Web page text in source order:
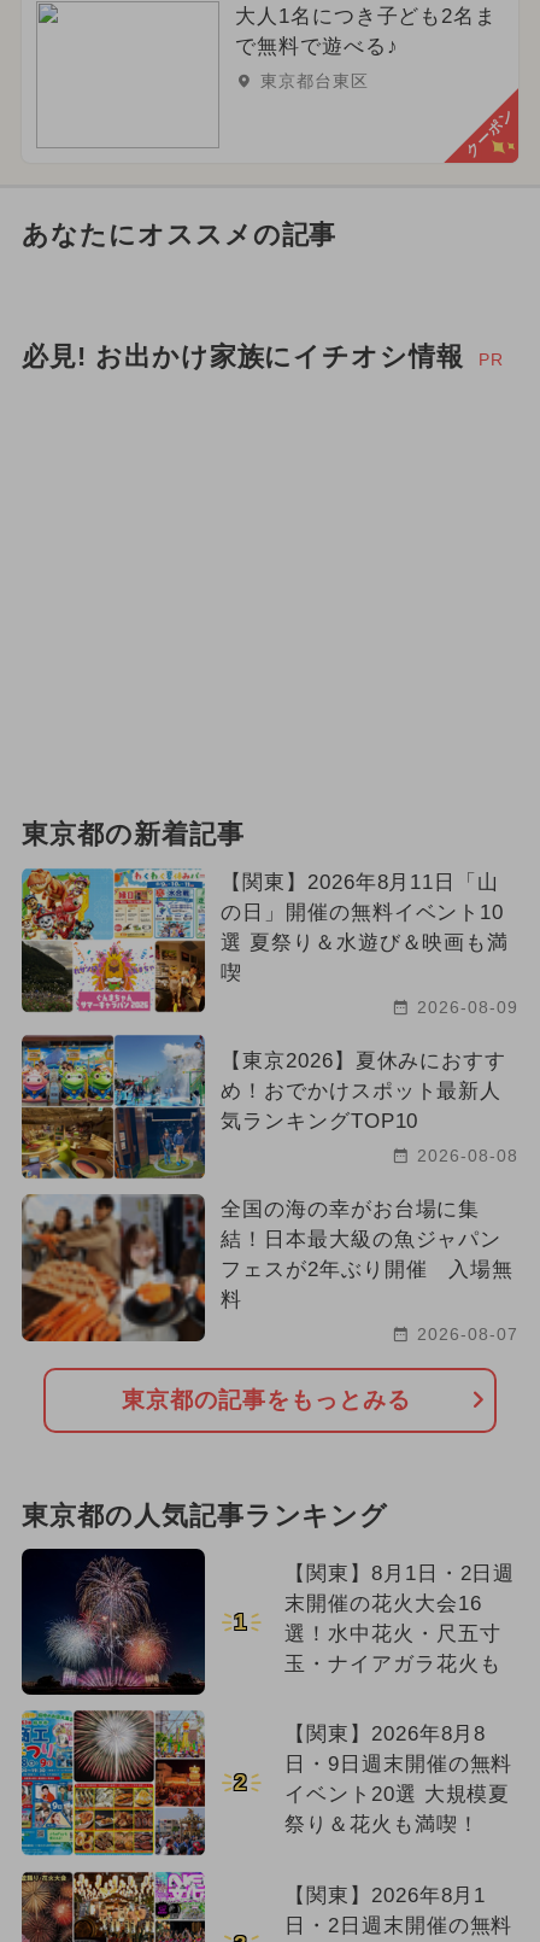
大人1名につき子ども2名ま
で無料で遊べる♪
東京都台東区
クーポン
あなたにオススメの記事
必見! お出かけ家族にイチオシ情報 PR
東京都の新着記事
【関東】2026年8月11日「山
の日」開催の無料イベント10
選 夏祭り＆水遊び＆映画も満
喫
2026-08-09
【東京2026】夏休みにおすす
め！おでかけスポット最新人
気ランキングTOP10
2026-08-08
全国の海の幸がお台場に集
結！日本最大級の魚ジャパン
フェスが2年ぶり開催 入場無
料
2026-08-07
東京都の記事をもっとみる
東京都の人気記事ランキング
1
【関東】8月1日・2日週
末開催の花火大会16
選！水中花火・尺五寸
玉・ナイアガラ花火も
2
【関東】2026年8月8
日・9日週末開催の無料
イベント20選 大規模夏
祭り＆花火も満喫！
【関東】2026年8月1
日・2日週末開催の無料